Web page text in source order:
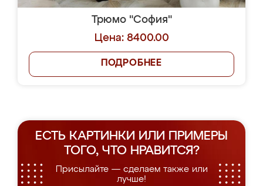
Трюмо "София"
Цена: 8400.00
ПОДРОБНЕЕ
ЕСТЬ КАРТИНКИ ИЛИ ПРИМЕРЫ
ТОГО, ЧТО НРАВИТСЯ?
Присылайте — сделаем также или
лучше!